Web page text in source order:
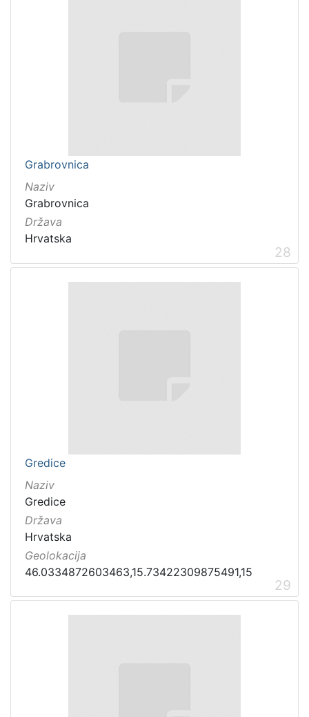
Grabrovnica
Naziv
Grabrovnica
Država
Hrvatska
28
Gredice
Naziv
Gredice
Država
Hrvatska
Geolokacija
46.0334872603463,15.73422309875491,15
29